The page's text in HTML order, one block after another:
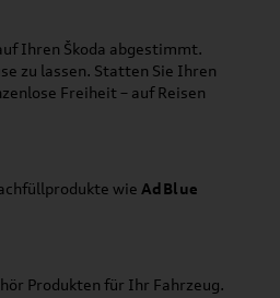
Ihren Škoda abgestimmt.
zu lassen. Statten Sie Ihren
Freiheit – auf Reisen
wie AdBlue
Produkten für Ihr Fahrzeug.